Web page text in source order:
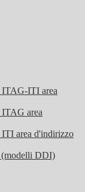
ITAG-ITI area
area
area d'indirizzo
(modelli DDI)